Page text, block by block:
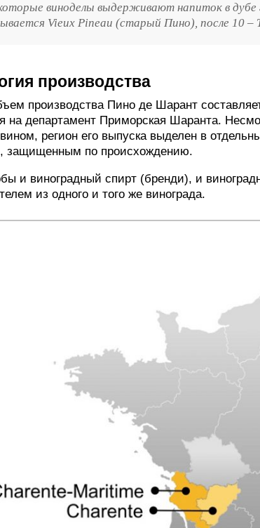
виноделы выдерживают напиток в
Vieux Pineau (старый Пино), после 10 –
производства
производства Пино де Шарант
на департамент Приморская Шаранта.
регион его выпуска выделен в
защищенным по происхождению.
и виноградный спирт (бренди), и
из одного и того же винограда.